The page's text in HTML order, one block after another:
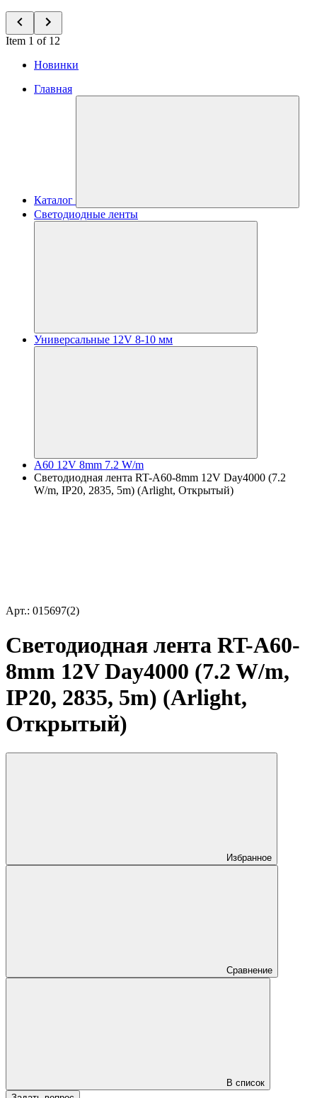
Item 1 of 12
Новинки
Главная
Каталог
Светодиодные ленты
Универсальные 12V 8-10 мм
A60 12V 8mm 7.2 W/m
Светодиодная лента RT-A60-8mm 12V Day4000 (7.2
W/m, IP20, 2835, 5m) (Arlight, Открытый)
Арт.: 015697(2)
Светодиодная лента RT-A60-
8mm 12V Day4000 (7.2 W/m,
IP20, 2835, 5m) (Arlight,
Открытый)
Избранное
Сравнение
В список